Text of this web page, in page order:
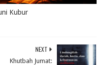
Kubur
NEXT
Khutbah Jumat: